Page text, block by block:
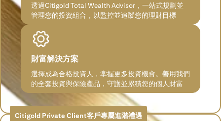
透過Citigold Total Wealth Advisor，一站式規劃並
管理您的投資組合，以監控並追蹤您的理財目標
財富解決方案
選擇成為合格投資人，掌握更多投資機會。善用我們
的全套投資與保險產品，守護並累積您的個人財富
Citigold Private Client客戶專屬進階禮遇